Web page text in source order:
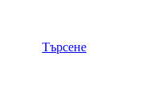
Търсене